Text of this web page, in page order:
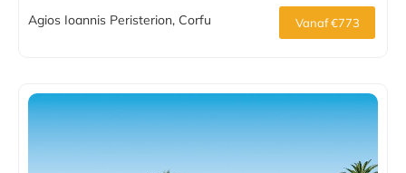
Agios Ioannis Peristerion, Corfu Vanaf €773